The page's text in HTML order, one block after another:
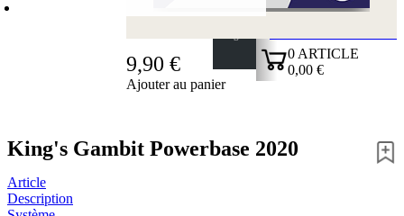
0 ARTICLE
0,00 €
9,90 €
Ajouter au panier
King's Gambit Powerbase 2020
Article
Description